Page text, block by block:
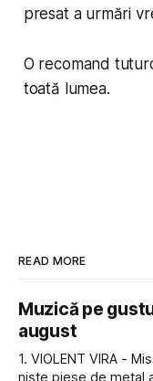
presat a urmări
O recomand
toată lumea.
READ MORE
Muzică pe
august
1. VIOLENT VIRA -